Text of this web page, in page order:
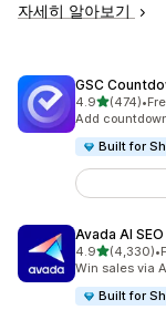
자세히 알아보기
GSC
4.9별 5개 중
(474)
총 리뷰 474개
•
Add
Built for
Avada AI
4.9별 5개 중
(4,330)
총 리뷰 4330개
•
Win sales via
Built for